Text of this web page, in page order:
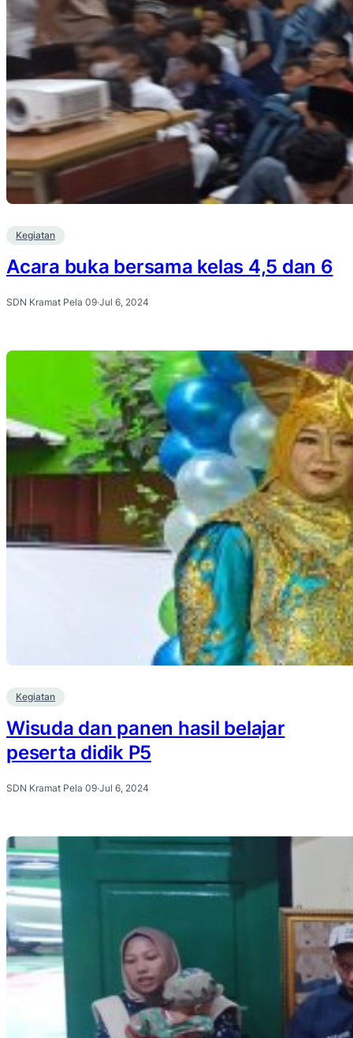
Kegiatan
Acara buka bersama kelas 4,5 dan 6
SDN Kramat Pela 09·Jul 6, 2024
Kegiatan
Wisuda dan panen hasil belajar
peserta didik P5
SDN Kramat Pela 09·Jul 6, 2024